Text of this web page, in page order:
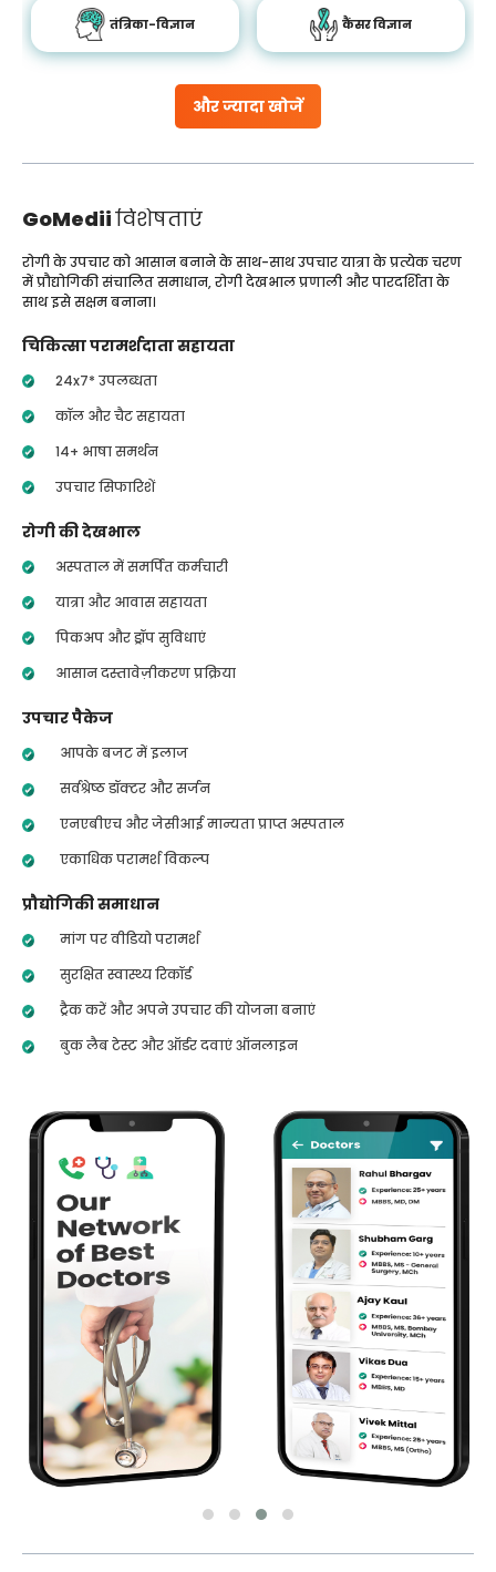
और ज्यादा खोजें
तंत्रिका-विज्ञान कैंसर विज्ञान
GoMediiविशेषताएं
रोगी के उपचार को आसान बनाने के साथ-साथ उपचार यात्रा के प्रत्येक चरण
में प्रौद्योगिकी संचालित समाधान, रोगी देखभाल प्रणाली और पारदर्शिता के
साथ इसे सक्षम बनाना।
चिकित्सा परामर्शदाता सहायता
24x7* उपलब्धता
कॉल और चैट सहायता
14+ भाषा समर्थन
उपचार सिफारिशें
रोगी की देखभाल
अस्पताल में समर्पित कर्मचारी
यात्रा और आवास सहायता
पिकअप और ड्रॉप सुविधाएं
आसान दस्तावेज़ीकरण प्रक्रिया
उपचार पैकेज
आपके बजट में इलाज
सर्वश्रेष्ठ डॉक्टर और सर्जन
एनएबीएच और जेसीआई मान्यता प्राप्त अस्पताल
एकाधिक परामर्श विकल्प
प्रौद्योगिकी समाधान
मांग पर वीडियो परामर्श
सुरक्षित स्वास्थ्य रिकॉर्ड
ट्रैक करें और अपने उपचार की योजना बनाएं
बुक लैब टेस्ट और ऑर्डर दवाएं ऑनलाइन